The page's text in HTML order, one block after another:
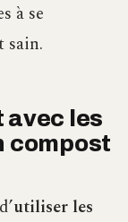
à se
sain.
avec les
compost
utiliser les